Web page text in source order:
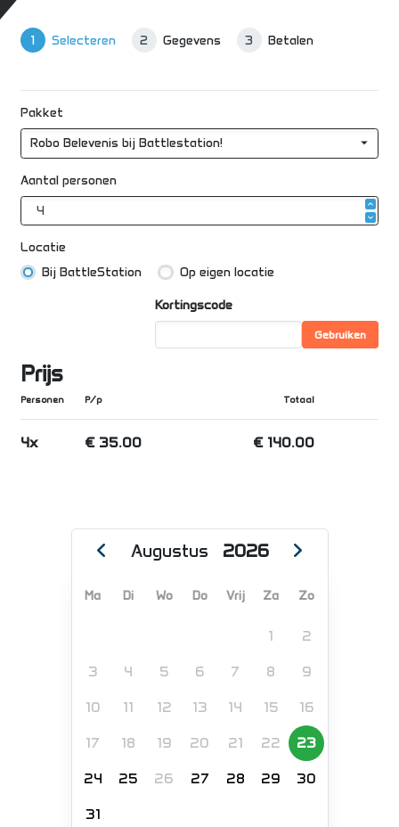
1 Selecteren 2 Gegevens 3 Betalen
Pakket
Robo Belevenis bij Battlestation!
Aantal personen
Locatie
Bij BattleStation
Op eigen locatie
Kortingscode
Gebruiken
Prijs
Personen P/p Totaal
4x € 35.00 € 140.00
Augustus 2026
Ma Di Wo Do Vrij Za Zo
1 2
3 4 5 6 7 8 9
10 11 12 13 14 15 16
17 18 19 20 21 22 23
24 25 26 27 28 29 30
31